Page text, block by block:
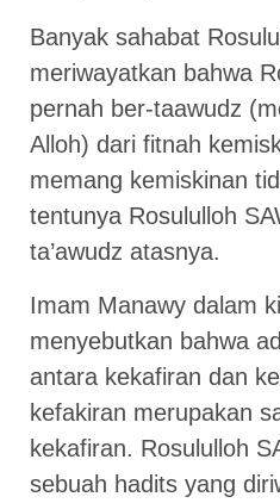
Banyak sahabat
meriwayatkan bahwa
pernah ber-taawudz
Alloh) dari fitnah
memang kemiskinan
tentunya Rosululloh
ta’awudz atasnya.
Imam Manawy dalam
menyebutkan bahwa
antara kekafiran dan
kefakiran merupakan
kekafiran. Rosululloh
sebuah hadits yang